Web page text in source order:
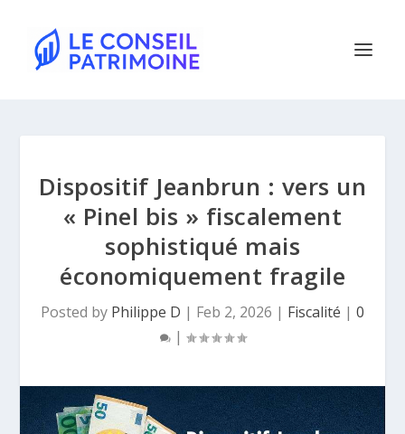
Dispositif Jeanbrun : vers un
« Pinel bis » fiscalement
sophistiqué mais
économiquement fragile
Posted by Philippe D | Feb 2, 2026 | Fiscalité | 0
|